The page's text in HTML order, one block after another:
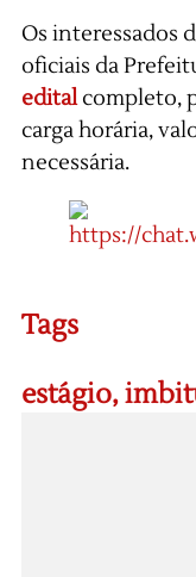
Os interessados
oficiais da
editalcompleto,
carga horária,
necessária.
Tags
estágio,